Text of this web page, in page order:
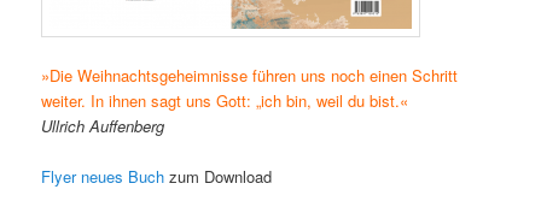
»Die Weihnachtsgeheimnisseführen uns noch einen Schritt
weiter. In ihnen sagt uns Gott:„ich bin, weil du bist.«
Ullrich Auffenberg
Flyer neues Buch zum Download